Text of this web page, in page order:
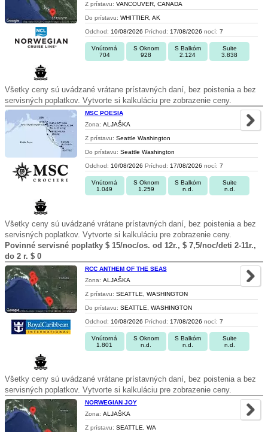
Z prístavu: VANCOUVER, CANADA
Do prístavu: WHITTIER, AK
Odchod: 10/08/2026 Príchod: 17/08/2026 nocí: 7
Vnútorná
704
S Oknom
928
S Balkóm
2.124
Suite
3.838
Všetky ceny sú uvádzané vrátane prístavných daní, bez poistenia a bez
servisných poplatkov. Vytvorte si kalkuláciu pre zobrazenie ceny.
MSC POESIA
Zona: ALJAŠKA
Z prístavu: Seattle Washington
Do prístavu: Seattle Washington
Odchod: 10/08/2026 Príchod: 17/08/2026 nocí: 7
Vnútorná
1.049
S Oknom
1.259
S Balkóm
n.d.
Suite
n.d.
Všetky ceny sú uvádzané vrátane prístavných daní, bez poistenia a bez
servisných poplatkov. Vytvorte si kalkuláciu pre zobrazenie ceny.
Povinné servisné poplatky $ 15/noc/os. od 12r., $ 7,5/noc/deti 2-11r.,
do 2 r. $ 0
RCC ANTHEM OF THE SEAS
Zona: ALJAŠKA
Z prístavu: SEATTLE, WASHINGTON
Do prístavu: SEATTLE, WASHINGTON
Odchod: 10/08/2026 Príchod: 17/08/2026 nocí: 7
Vnútorná
1.801
S Oknom
n.d.
S Balkóm
n.d.
Suite
n.d.
Všetky ceny sú uvádzané vrátane prístavných daní, bez poistenia a bez
servisných poplatkov. Vytvorte si kalkuláciu pre zobrazenie ceny.
NORWEGIAN JOY
Zona: ALJAŠKA
Z prístavu: SEATTLE, WA